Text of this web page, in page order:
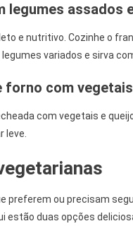
legumes assados
e nutritivo. Cozinhe o
variados e sirva
forno com vegetais
com vegetais e
leve.
preferem ou precisam
estão duas opções